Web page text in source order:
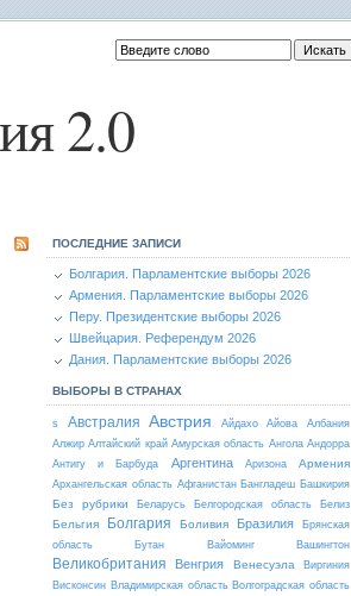
2.0
ПОСЛЕДНИЕ ЗАПИСИ
Болгария. Парламентские выборы 2026
Армения. Парламентские выборы 2026
Перу. Президентские выборы 2026
Швейцария. Референдум 2026
Дания. Парламентские выборы 2026
ВЫБОРЫ В СТРАНАХ
s Австралия Австрия Айдахо Айова
Албания
Алжир Алтайский край Амурская область Ангола Андорра
Антигу и Барбуда
Аргентина Аризона Армения
Архангельская область Афганистан Бангладеш Башкирия
Без рубрики Беларусь Белгородская область Белиз
Бельгия Болгария Боливия Бразилия
Брянская
область
Бутан Вайоминг Вашингтон
Великобритания Венгрия Венесуэла
Виргиния
Висконсин Владимирская область Волгоградская область